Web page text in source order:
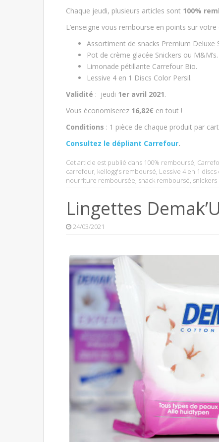
Chaque jeudi, plusieurs articles sont 100%
L’enseigne vous rembourse en points sur
Assortiment de snacks Premium Deluxe
Pot de crème glacée Snickers ou M&M’s.
Limonade pétillante Carrefour Bio.
Lessive 4 en 1 Discs Color Persil.
Validité : jeudi 1er avril 2021.
Vous économiserez 16,82€ en tout !
Conditions : 1 pièce de chaque produit par
Consultez le dépliant Carrefour.
Cet article est publié dans 100% remboursé,
carrefour, kellogg's remboursé, Lessive 4 en 1
nourriture remboursée, snack remboursé,
Lingettes
24/03/2021